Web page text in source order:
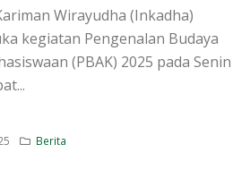
Wirayudha (Inkadha)
kegiatan Pengenalan Budaya
(PBAK) 2025 pada Senin
Berita